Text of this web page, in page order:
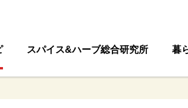
スパイス&ハーブ総合研究所 暮